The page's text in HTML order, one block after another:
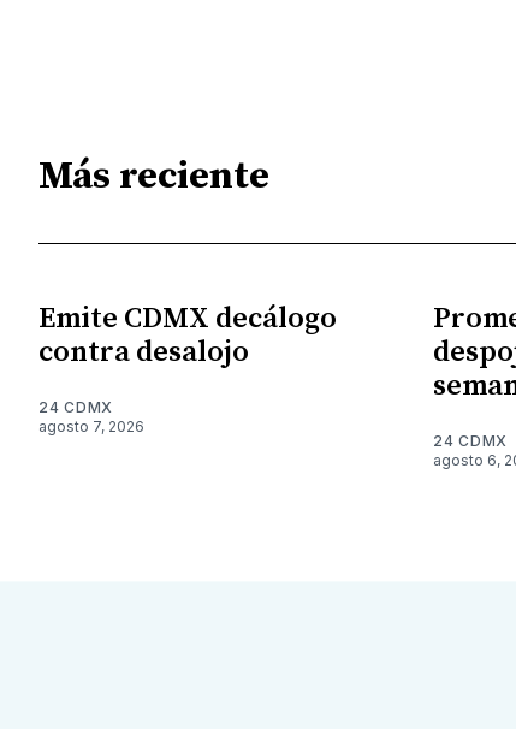
Más reciente
Emite CDMX decálogo
contra desalojo
24 CDMX
agosto 7, 2026
24 CDMX
agosto 6,